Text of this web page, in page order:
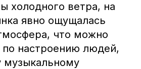
холодного ветра, на
явно ощущалась
что можно
настроению людей,
музыкальному